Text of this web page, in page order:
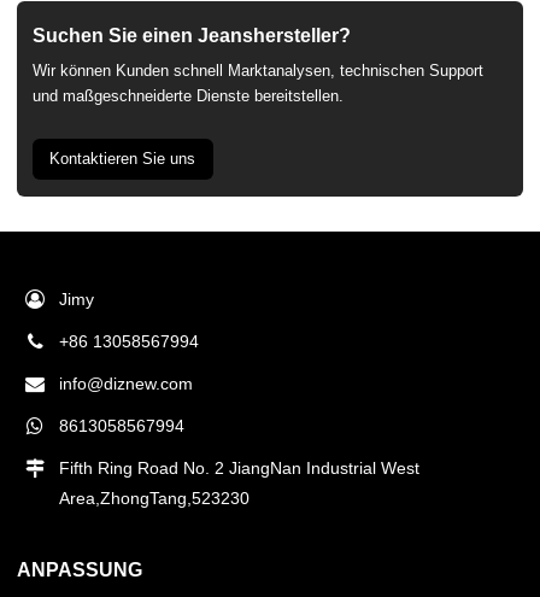
Suchen Sie einen Jeanshersteller?
Wir können Kunden schnell Marktanalysen, technischen Support
und maßgeschneiderte Dienste bereitstellen.
Kontaktieren Sie uns
Jimy
+86 13058567994
info@diznew.com
8613058567994
Fifth Ring Road No. 2 JiangNan Industrial West
Area,ZhongTang,523230
ANPASSUNG